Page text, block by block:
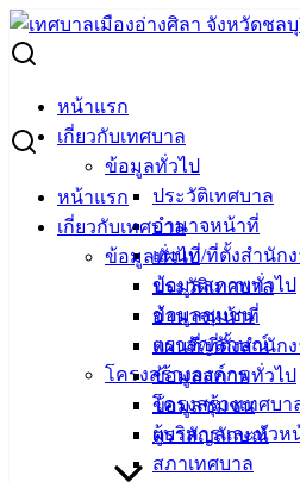
Skip
to
content
หน้าแรก
เกี่ยวกับเทศบาล
ข้อมูลทั่วไป
ประวัติเทศบาล
อำนาจหน้าที่
แผนที่/ที่ตั้งสำนักง
ข้อมูลสภาพทั่วไป
ข้อมูลชุมชน
ตราสัญลักษณ์
โครงสร้างองค์กร
โครงสร้างเทศบา
ผู้บริหารและหัวห
สภาเทศบาล
หน้าแรก
เกี่ยวกับเทศบาล
ข้อมูลทั่วไป
ประวัติเทศบาล
อำนาจหน้าที่
แผนที่/ที่ตั้งสำนักง
ข้อมูลสภาพทั่วไป
ข้อมูลชุมชน
ตราสัญลักษณ์
Search
เทศกาลปีใหม่ 2568 ผู้สูงอายุร่วมกิ
นักเรียนสูงวัย เทศบาลเมืองอ่างศิลา
เทศกาลปีใหม่ 2568 ผู้สู
สานความสัมพันธ์นักเรี
เมืองอ่างศิลา
ธันวาคม 26, 2024มกราคม 15,
กิจกรรมอ่างศิลา
เทศกาลปีใหม่ 2568 ผู้สูงอายุร่วมกิ
นักเรียนสูงวัย เทศบาลเมืองอ่างศิลา